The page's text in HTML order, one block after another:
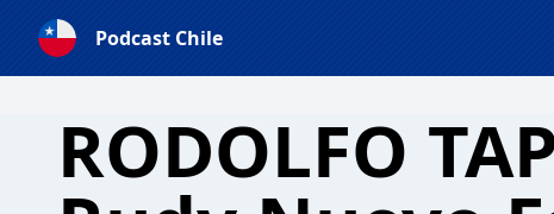
Podcast Chile
RODOLFO